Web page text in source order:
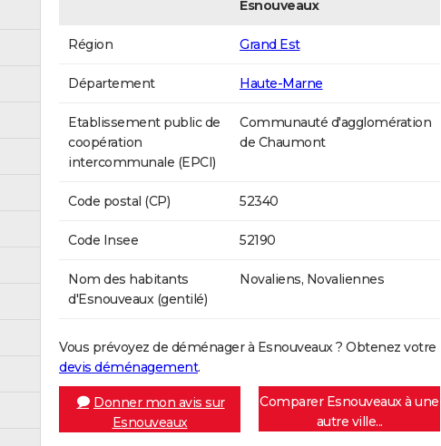
Esnouveaux
Région Grand Est
Département Haute-Marne
Etablissement public de
coopération
intercommunale (EPCI)
Communauté d'agglomération
de Chaumont
Code postal (CP) 52340
Code Insee 52190
Nom des habitants
d'Esnouveaux (gentilé)
Novaliens, Novaliennes
Vous prévoyez de déménager à Esnouveaux ? Obtenez votre
devis déménagement.
Donner mon avis sur
Esnouveaux
Comparer Esnouveaux à une
autre ville...